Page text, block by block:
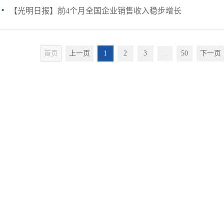
· 【光明日报】前4个月全国企业销售收入稳步增长
首页 上一页 1 2 3 ... 50 下一页